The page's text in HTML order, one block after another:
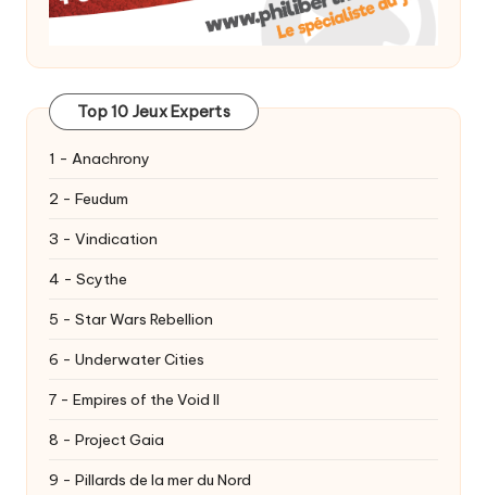
Top 10 Jeux Experts
1 - Anachrony
2 - Feudum
3 - Vindication
4 - Scythe
5 - Star Wars Rebellion
6 - Underwater Cities
7 - Empires of the Void II
8 - Project Gaia
9 - Pillards de la mer du Nord